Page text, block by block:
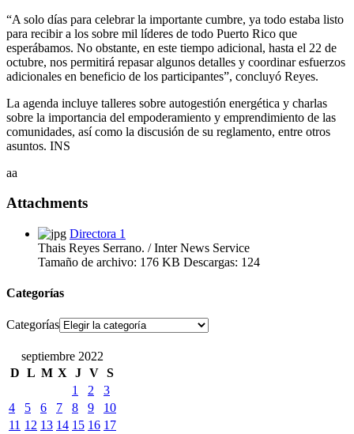
“A solo días para celebrar la importante cumbre, ya todo estaba listo
para recibir a los sobre mil líderes de todo Puerto Rico que
esperábamos. No obstante, en este tiempo adicional, hasta el 22 de
octubre, nos permitirá repasar algunos detalles y coordinar esfuerzos
adicionales en beneficio de los participantes”, concluyó Reyes.
La agenda incluye talleres sobre autogestión energética y charlas
sobre la importancia del empoderamiento y emprendimiento de las
comunidades, así como la discusión de su reglamento, entre otros
asuntos. INS
aa
Attachments
Directora 1
Thais Reyes Serrano. / Inter News Service
Tamaño de archivo: 176 KB Descargas: 124
Categorías
Categorías
septiembre 2022
D L M X J V S
1
2
3
4
5 6 7 8 9
10
11 12 13 14 15 16 17